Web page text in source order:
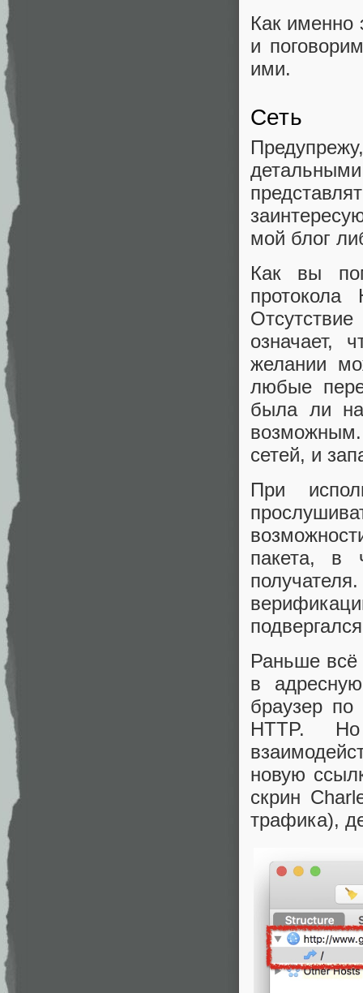
Как именно
и
ими.
Сеть
мой блог
Как вы
означает,
желании
любые
была ли
сетей, и
При
пакета, в
Раньше
в
браузер
HTTP. Но
новую
скрин
трафика),